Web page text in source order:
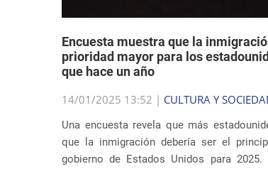
Encuesta muestra que la
prioridad mayor para los
que hace un año
14/01/2025 13:52 | CULTURA Y
Una encuesta revela que más
que la inmigración debería ser el
gobierno de Estados Unidos para 2025.